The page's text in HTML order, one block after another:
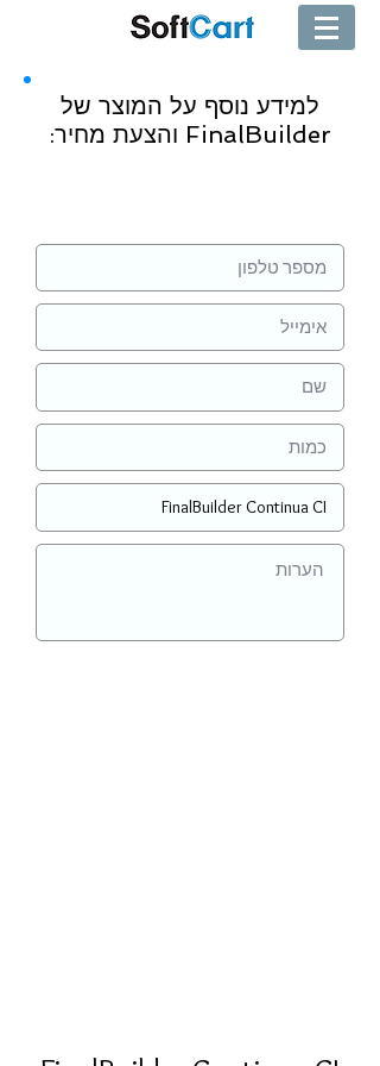
למידע נוסף על המוצר של
FinalBuilder והצעת מחיר: